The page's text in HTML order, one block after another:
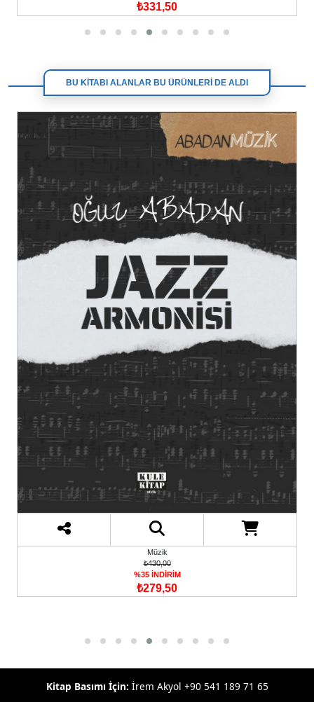
₺331,50
BU KİTABI ALANLAR BU ÜRÜNLERİ DE ALDI
Müzik
₺430,00
%35 İNDİRİM
₺279,50
Kitap Basımı İçin: İrem Akyol +90 541 189 71 65